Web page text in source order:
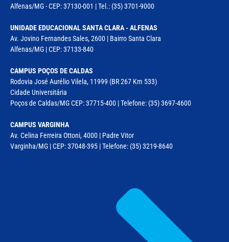
Alfenas/MG - CEP: 37130-001 | Tel.: (35) 3701-9000
UNIDADE EDUCACIONAL SANTA CLARA - ALFENAS
Av. Jovino Fernandes Sales, 2600 | Bairro Santa Clara
Alfenas/MG | CEP: 37133-840
CAMPUS POÇOS DE CALDAS
Rodovia José Aurélio Vilela, 11999 (BR 267 Km 533)
Cidade Universitária
Poços de Caldas/MG CEP: 37715-400 | Telefone: (35) 3697-4600
CAMPUS VARGINHA
Av. Celina Ferreira Ottoni, 4000 | Padre Vitor
Varginha/MG | CEP: 37048-395 | Telefone: (35) 3219-8640